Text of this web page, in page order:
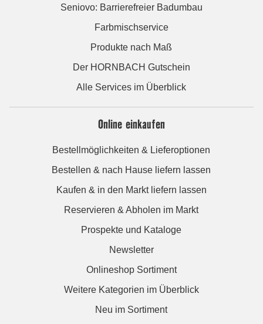
Seniovo: Barrierefreier Badumbau
Farbmischservice
Produkte nach Maß
Der HORNBACH Gutschein
Alle Services im Überblick
Online einkaufen
Bestellmöglichkeiten & Lieferoptionen
Bestellen & nach Hause liefern lassen
Kaufen & in den Markt liefern lassen
Reservieren & Abholen im Markt
Prospekte und Kataloge
Newsletter
Onlineshop Sortiment
Weitere Kategorien im Überblick
Neu im Sortiment